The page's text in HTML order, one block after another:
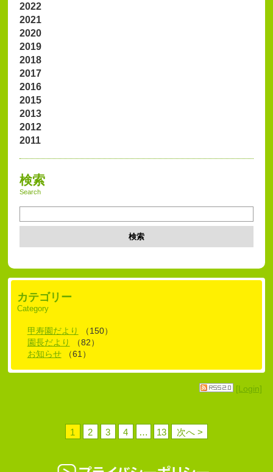
2022
2021
2020
2019
2018
2017
2016
2015
2013
2012
2011
検索
Search
検索
カテゴリー
Category
甲寿園だより
（150）
園長だより
（82）
お知らせ
（61）
[Login]
1 2 3 4 … 13 次へ >